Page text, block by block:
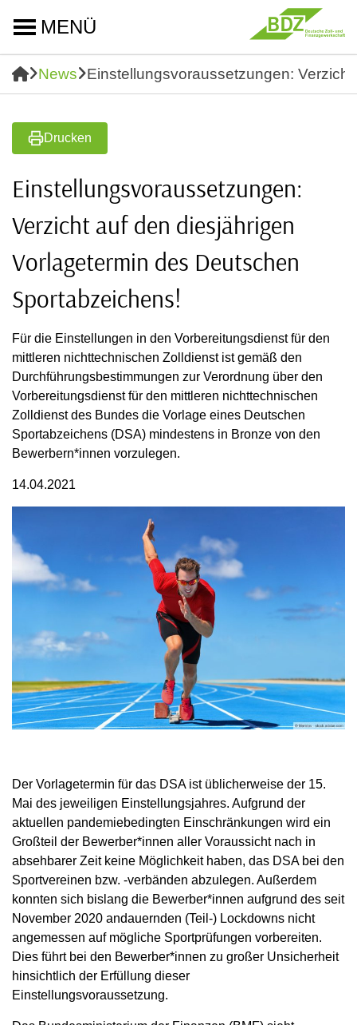
MENÜ
News Einstellungsvoraussetzungen:
Drucken
Einstellungsvoraussetzungen:
Verzicht auf den diesjährigen
Vorlagetermin des Deutschen
Sportabzeichens!
Für die Einstellungen in den Vorbereitungsdienst für den
mittleren nichttechnischen Zolldienst ist gemäß den
Durchführungsbestimmungen zur Verordnung über den
Vorbereitungsdienst für den mittleren nichttechnischen
Zolldienst des Bundes die Vorlage eines Deutschen
Sportabzeichens (DSA) mindestens in Bronze von den
Bewerbern*innen vorzulegen.
14.04.2021
Der Vorlagetermin für das DSA ist üblicherweise der 15.
Mai des jeweiligen Einstellungsjahres. Aufgrund der
aktuellen pandemiebedingten Einschränkungen wird ein
Großteil der Bewerber*innen aller Voraussicht nach in
absehbarer Zeit keine Möglichkeit haben, das DSA bei den
Sportvereinen bzw. -verbänden abzulegen. Außerdem
konnten sich bislang die Bewerber*innen aufgrund des seit
November 2020 andauernden (Teil-) Lockdowns nicht
angemessen auf mögliche Sportprüfungen vorbereiten.
Dies führt bei den Bewerber*innen zu großer Unsicherheit
hinsichtlich der Erfüllung dieser
Einstellungsvoraussetzung.